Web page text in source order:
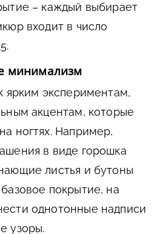
– каждый выбирает
входит в число
минимализм
ярким экспериментам,
акцентам, которые
ногтях. Например,
в виде горошка
листья и бутоны
покрытие, на
однотонные надписи
узоры.